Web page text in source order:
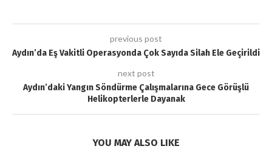
previous post
Aydın’da Eş Vakitli Operasyonda Çok Sayıda Silah Ele Geçirildi
next post
Aydın’daki Yangın Söndürme Çalışmalarına Gece Görüşlü
Helikopterlerle Dayanak
YOU MAY ALSO LIKE